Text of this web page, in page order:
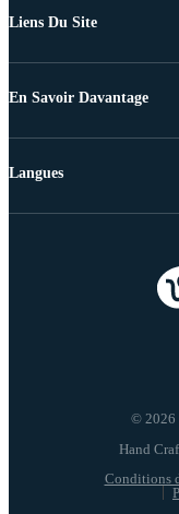
Liens Du Site
En Savoir Davantage
© 2026
Conditions
Langues